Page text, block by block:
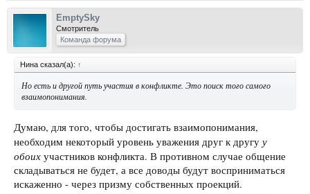
EmptySky
Смотритель
Команда форума
Нина сказал(а): ↑
Но есть и другой путь участия в конфликте. Это поиск того самого
взаимопонимания.
Думаю, для того, чтобы достигать взаимопонимания,
необходим некоторый уровень уважения друг к другу у
обоих участников конфликта. В противном случае общение
складываться не будет, а все доводы будут восприниматься
искаженно - через призму собственных проекций.